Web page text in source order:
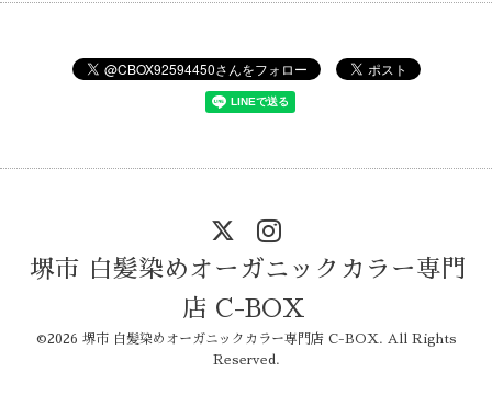
堺市 白髪染めオーガニックカラー専門
店 C-BOX
©2026 堺市 白髪染めオーガニックカラー専門店 C-BOX. All Rights
Reserved.